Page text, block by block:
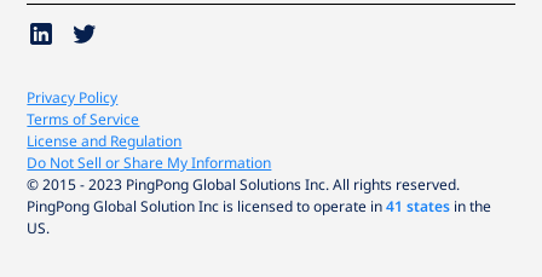
Privacy Policy
Terms of Service
License and Regulation
Do Not Sell or Share My Information
© 2015 - 2023 PingPong Global Solutions Inc. All rights reserved.
PingPong Global Solution Inc is licensed to operate in41 states in the
US.